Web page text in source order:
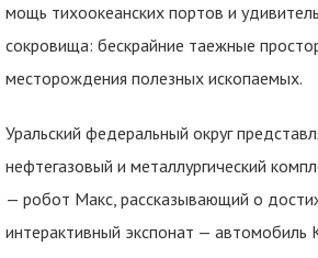
мощь тихоокеанских портов и
сокровища: бескрайние таежные
месторождения полезных ископаемых.
Уральский федеральный округ
нефтегазовый и металлургический
— робот Макс, рассказывающий о
интерактивный экспонат —